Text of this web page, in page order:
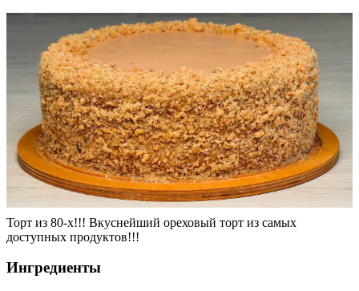
Торт из 80-х!!! Вкуснейший ореховый торт из самых
доступных продуктов!!!
Ингредиенты